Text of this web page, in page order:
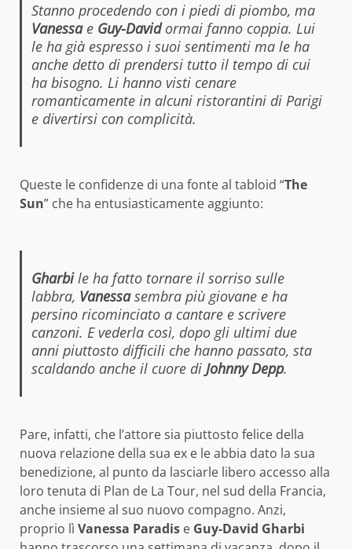
Stanno procedendo con i piedi di piombo, ma
Vanessae Guy-Davidormai fanno coppia. Lui
le ha già espresso i suoi sentimenti ma le ha
anche detto di prendersi tutto il tempo di cui
ha bisogno. Li hanno visti cenare
romanticamente in alcuni ristorantini di Parigi
e divertirsi con complicità.
Queste le confidenze di una fonte al tabloid “The
Sun” che ha entusiasticamente aggiunto:
Gharbile ha fatto tornare il sorriso sulle
labbra, Vanessasembra più giovane e ha
persino ricominciato a cantare e scrivere
canzoni. E vederla così, dopo gli ultimi due
anni piuttosto difficili che hanno passato, sta
scaldando anche il cuore di Johnny Depp.
Pare, infatti, che l’attore sia piuttosto felice della
nuova relazione della sua ex e le abbia dato la sua
benedizione, al punto da lasciarle libero accesso alla
loro tenuta di Plan de La Tour, nel sud della Francia,
anche insieme al suo nuovo compagno. Anzi,
proprio lì Vanessa Paradis e Guy-David Gharbi